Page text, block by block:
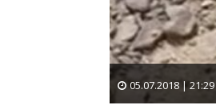
05.07.2018 | 21:29